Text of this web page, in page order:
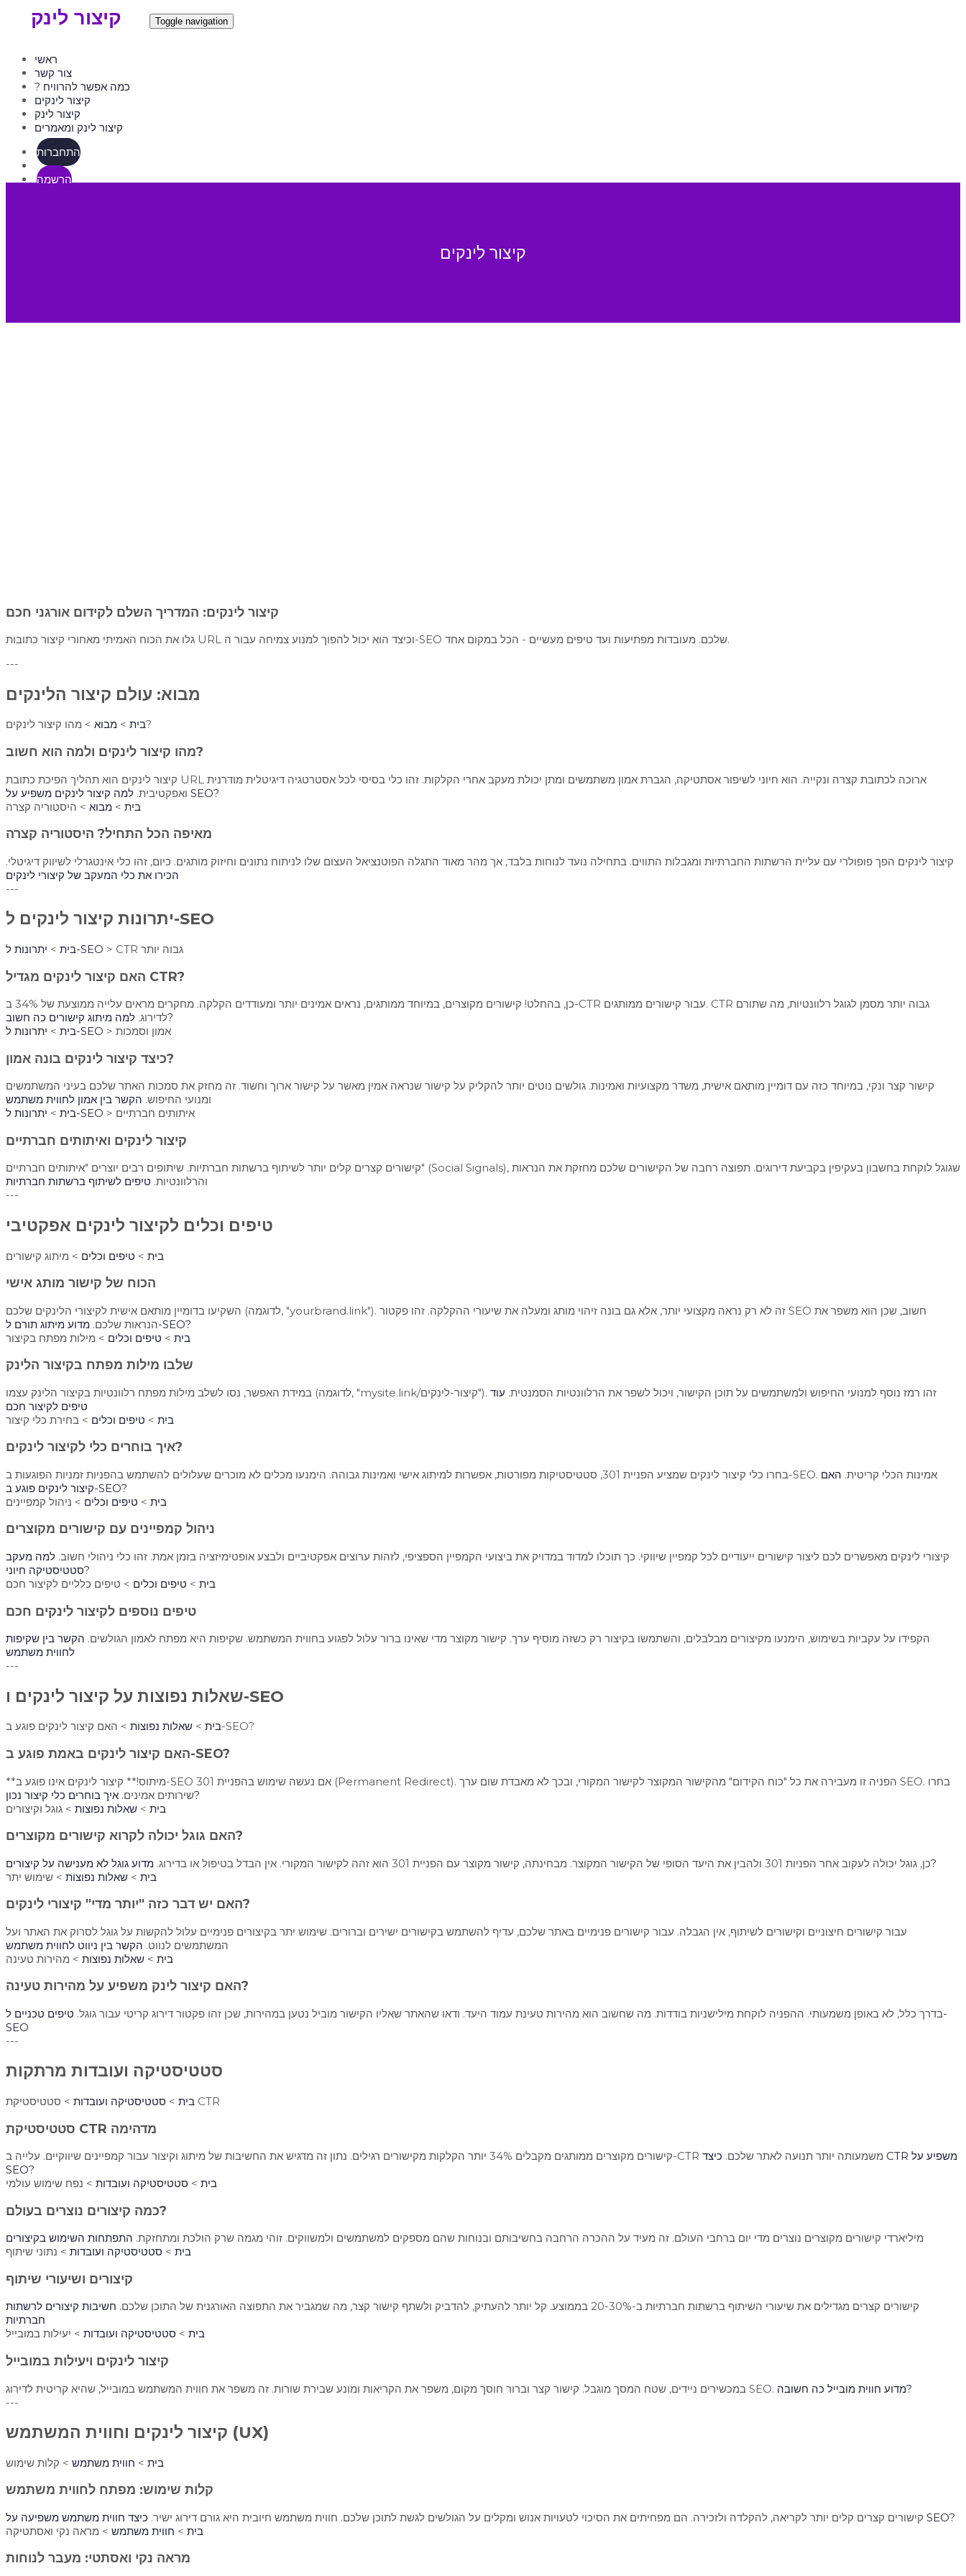
קיצור לינק Toggle navigation
ראשי
צור קשר
? כמה אפשר להרוויח
קיצור לינקים
קיצור לינק
קיצור לינק ומאמרים
התחברות
הרשמה
קיצור לינקים
קיצור לינקים: המדריך השלם לקידום אורגני חכם
גלו את הכוח האמיתי מאחורי קיצור כתובות URL וכיצד הוא יכול להפוך למנוע צמיחה עבור ה-SEO שלכם. מעובדות מפתיעות ועד טיפים מעשיים - הכל במקום אחד.
---
מבוא: עולם קיצור הלינקים
בית > מבוא > מהו קיצור לינקים?
מהו קיצור לינקים ולמה הוא חשוב?
קיצור לינקים הוא תהליך הפיכת כתובת URL ארוכה לכתובת קצרה ונקייה. הוא חיוני לשיפור אסתטיקה, הגברת אמון משתמשים ומתן יכולת מעקב אחרי הקלקות. זהו כלי בסיסי לכל אסטרטגיה דיגיטלית מודרנית
ואפקטיבית. למה קיצור לינקים משפיע על SEO?
בית > מבוא > היסטוריה קצרה
מאיפה הכל התחיל? היסטוריה קצרה
קיצור לינקים הפך פופולרי עם עליית הרשתות החברתיות ומגבלות התווים. בתחילה נועד לנוחות בלבד, אך מהר מאוד התגלה הפוטנציאל העצום שלו לניתוח נתונים וחיזוק מותגים. כיום, זהו כלי אינטגרלי לשיווק דיגיטלי.
הכירו את כלי המעקב של קיצורי לינקים
---
יתרונות קיצור לינקים ל-SEO
בית > יתרונות ל-SEO > CTR גבוה יותר
האם קיצור לינקים מגדיל CTR?
כן, בהחלט! קישורים מקוצרים, במיוחד ממותגים, נראים אמינים יותר ומעודדים הקלקה. מחקרים מראים עלייה ממוצעת של 34% ב-CTR עבור קישורים ממותגים. CTR גבוה יותר מסמן לגוגל רלוונטיות, מה שתורם
לדירוג.למה מיתוג קישורים כה חשוב?
בית > יתרונות ל-SEO > אמון וסמכות
כיצד קיצור לינקים בונה אמון?
קישור קצר ונקי, במיוחד כזה עם דומיין מותאם אישית, משדר מקצועיות ואמינות. גולשים נוטים יותר להקליק על קישור שנראה אמין מאשר על קישור ארוך וחשוד. זה מחזק את סמכות האתר שלכם בעיני המשתמשים
ומנועי החיפוש. הקשר בין אמון לחווית משתמש
בית > יתרונות ל-SEO > איתותים חברתיים
קיצור לינקים ואיתותים חברתיים
קישורים קצרים קלים יותר לשיתוף ברשתות חברתיות. שיתופים רבים יוצרים "איתותים חברתיים" (Social Signals), שגוגל לוקחת בחשבון בעקיפין בקביעת דירוגים. תפוצה רחבה של הקישורים שלכם מחזקת את הנראות
והרלוונטיות. טיפים לשיתוף ברשתות חברתיות
---
טיפים וכלים לקיצור לינקים אפקטיבי
בית > טיפים וכלים > מיתוג קישורים
הכוח של קישור מותג אישי
השקיעו בדומיין מותאם אישית לקיצורי הלינקים שלכם (לדוגמה, "yourbrand.link"). זה לא רק נראה מקצועי יותר, אלא גם בונה זיהוי מותג ומעלה את שיעורי ההקלקה. זהו פקטור SEO חשוב, שכן הוא משפר את
הנראות שלכם.מדוע מיתוג תורם ל-SEO?
בית > טיפים וכלים > מילות מפתח בקיצור
שלבו מילות מפתח בקיצור הלינק
במידת האפשר, נסו לשלב מילות מפתח רלוונטיות בקיצור הלינק עצמו (לדוגמה, "mysite.link/קיצור-לינקים"). זהו רמז נוסף למנועי החיפוש ולמשתמשים על תוכן הקישור, ויכול לשפר את הרלוונטיות הסמנטית. עוד
טיפים לקיצור חכם
בית > טיפים וכלים > בחירת כלי קיצור
איך בוחרים כלי לקיצור לינקים?
בחרו כלי קיצור לינקים שמציע הפניית 301, סטטיסטיקות מפורטות, אפשרות למיתוג אישי ואמינות גבוהה. הימנעו מכלים לא מוכרים שעלולים להשתמש בהפניות זמניות הפוגעות ב-SEO. אמינות הכלי קריטית. האם
קיצור לינקים פוגע ב-SEO?
בית > טיפים וכלים > ניהול קמפיינים
ניהול קמפיינים עם קישורים מקוצרים
קיצורי לינקים מאפשרים לכם ליצור קישורים ייעודיים לכל קמפיין שיווקי. כך תוכלו למדוד במדויק את ביצועי הקמפיין הספציפי, לזהות ערוצים אפקטיביים ולבצע אופטימיזציה בזמן אמת. זהו כלי ניהולי חשוב. למה מעקב
סטטיסטיקה חיוני?
בית > טיפים וכלים > טיפים כלליים לקיצור חכם
טיפים נוספים לקיצור לינקים חכם
הקפידו על עקביות בשימוש, הימנעו מקיצורים מבלבלים, והשתמשו בקיצור רק כשזה מוסיף ערך. קישור מקוצר מדי שאינו ברור עלול לפגוע בחווית המשתמש. שקיפות היא מפתח לאמון הגולשים. הקשר בין שקיפות
לחווית משתמש
---
שאלות נפוצות על קיצור לינקים ו-SEO
בית > שאלות נפוצות > האם קיצור לינקים פוגע ב-SEO?
האם קיצור לינקים באמת פוגע ב-SEO?
**מיתוס!** קיצור לינקים אינו פוגע ב-SEO אם נעשה שימוש בהפניית 301 (Permanent Redirect). הפניה זו מעבירה את כל "כוח הקידום" מהקישור המקוצר לקישור המקורי, ובכך לא מאבדת שום ערך SEO. בחרו
שירותים אמינים.איך בוחרים כלי קיצור נכון?
בית > שאלות נפוצות > גוגל וקיצורים
האם גוגל יכולה לקרוא קישורים מקוצרים?
כן, גוגל יכולה לעקוב אחר הפניות 301 ולהבין את היעד הסופי של הקישור המקוצר. מבחינתה, קישור מקוצר עם הפניית 301 הוא זהה לקישור המקורי. אין הבדל בטיפול או בדירוג.מדוע גוגל לא מענישה על קיצורים?
בית > שאלות נפוצות > שימוש יתר
האם יש דבר כזה "יותר מדי" קיצורי לינקים?
עבור קישורים חיצוניים וקישורים לשיתוף, אין הגבלה. עבור קישורים פנימיים באתר שלכם, עדיף להשתמש בקישורים ישירים וברורים. שימוש יתר בקיצורים פנימיים עלול להקשות על גוגל לסרוק את האתר ועל
המשתמשים לנווט. הקשר בין ניווט לחווית משתמש
בית > שאלות נפוצות > מהירות טעינה
האם קיצור לינק משפיע על מהירות טעינה?
בדרך כלל, לא באופן משמעותי. ההפניה לוקחת מילישניות בודדות. מה שחשוב הוא מהירות טעינת עמוד היעד. ודאו שהאתר שאליו הקישור מוביל נטען במהירות, שכן זהו פקטור דירוג קריטי עבור גוגל. טיפים טכניים ל-
SEO
---
סטטיסטיקה ועובדות מרתקות
בית > סטטיסטיקה ועובדות > סטטיסטיקת CTR
סטטיסטיקת CTR מדהימה
קישורים מקוצרים ממותגים מקבלים 34% יותר הקלקות מקישורים רגילים. נתון זה מדגיש את החשיבות של מיתוג וקיצור עבור קמפיינים שיווקיים. עלייה ב-CTR משמעותה יותר תנועה לאתר שלכם. כיצד CTR משפיע על
SEO?
בית > סטטיסטיקה ועובדות > נפח שימוש עולמי
כמה קיצורים נוצרים בעולם?
מיליארדי קישורים מקוצרים נוצרים מדי יום ברחבי העולם. זה מעיד על ההכרה הרחבה בחשיבותם ובנוחות שהם מספקים למשתמשים ולמשווקים. זוהי מגמה שרק הולכת ומתחזקת. התפתחות השימוש בקיצורים
בית > סטטיסטיקה ועובדות > נתוני שיתוף
קיצורים ושיעורי שיתוף
קישורים קצרים מגדילים את שיעורי השיתוף ברשתות חברתיות ב-20-30% בממוצע. קל יותר להעתיק, להדביק ולשתף קישור קצר, מה שמגביר את התפוצה האורגנית של התוכן שלכם.
חשיבות קיצורים לרשתות
חברתיות
בית > סטטיסטיקה ועובדות > יעילות במובייל
קיצור לינקים ויעילות במובייל
במכשירים ניידים, שטח המסך מוגבל. קישור קצר וברור חוסך מקום, משפר את הקריאות ומונע שבירת שורות. זה משפר את חווית המשתמש במובייל, שהיא קריטית לדירוג SEO.
מדוע חווית מובייל כה חשובה?
---
קיצור לינקים וחווית המשתמש (UX)
בית > חווית משתמש > קלות שימוש
קלות שימוש: מפתח לחווית משתמש
קישורים קצרים קלים יותר לקריאה, להקלדה ולזכירה. הם מפחיתים את הסיכוי לטעויות אנוש ומקלים על הגולשים לגשת לתוכן שלכם. חווית משתמש חיובית היא גורם דירוג ישיר. כיצד חווית משתמש משפיעה על SEO?
בית > חווית משתמש > מראה נקי ואסתטיקה
מראה נקי ואסתטי: מעבר לנוחות